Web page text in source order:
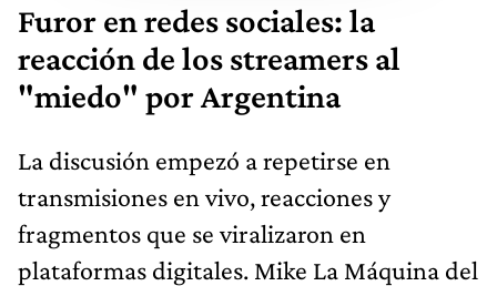
Furor en redes sociales: la
reacción de los streamers al
"miedo" por Argentina
La discusión empezó a repetirse en
transmisiones en vivo, reacciones y
fragmentos que se viralizaron en
plataformas digitales. Mike La Máquina del